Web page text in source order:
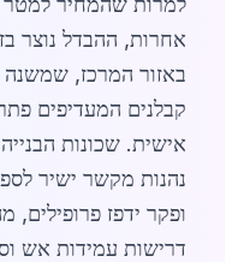
אחרות, ההבדל נוצר
באזור המרכז,
קבלנים המעדיפים
אישית. שכונות
נהנות מקשר ישיר
ופקר ידפז
דרישות עמידות אש